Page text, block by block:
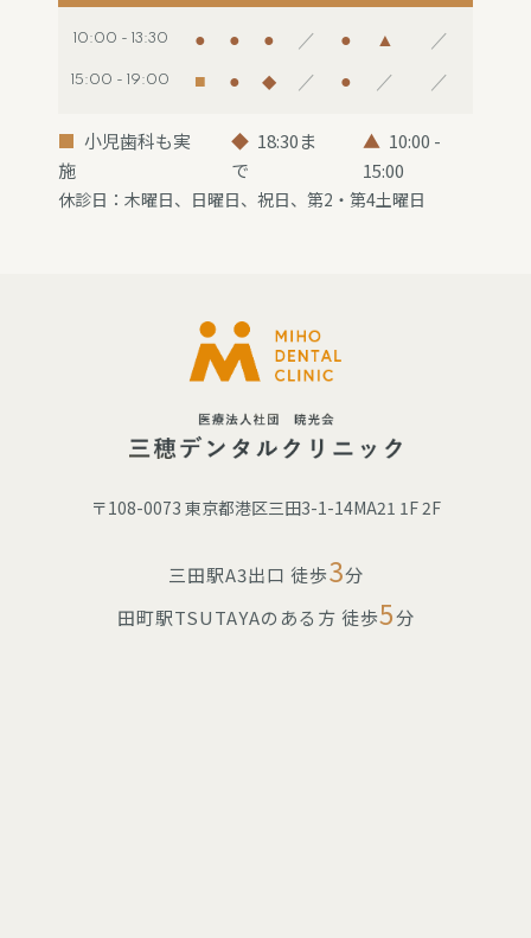
10:00 - 13:30 ● ● ● ／ ● ▲ ／
15:00 - 19:00 ■ ● ◆ ／ ● ／ ／
■ 小児歯科も実
施
◆ 18:30ま
で
▲ 10:00 -
15:00
休診日：木曜日、日曜日、祝日、第2・第4土曜日
〒108-0073 東京都港区三田3-1-14MA21 1F 2F
三田駅A3出口 徒歩3分
田町駅TSUTAYAのある方 徒歩5分